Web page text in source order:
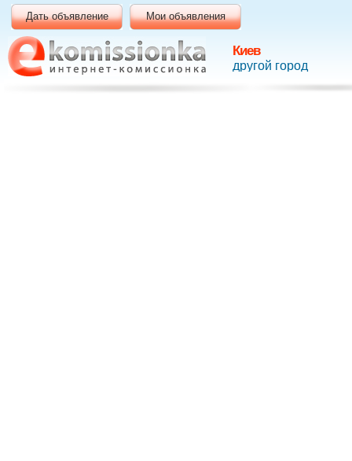
Киев
другой город
Дать объявление Мои объявления